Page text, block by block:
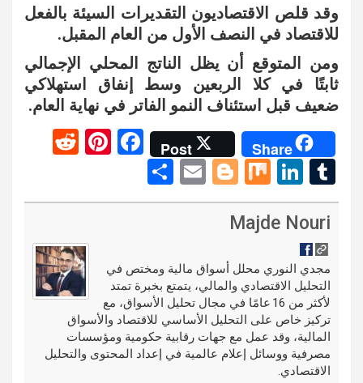
وقد قلص الاقتصاديون التقديرات السيئة بالفعل
للاقتصاد في النصف الأول من العام المقبل.
ومن المتوقع أن يظل الناتج المحلي الإجمالي
ثابتًا في كلا الربعين وسط إنفاق استهلاكي
ضعيف قبل استئناف النمو الفاتر في نهاية العام.
Share
Post
F
ce
o
k
Pi
er
t
d
t
T
u
m
bl
r
Li
n
ke
n
M
ix
Bl
o
er
E
m
h
Majde Nouri
مجدي النوري محلل أسواق مالية ومختص في
التحليل الاقتصادي والمالي، يتمتع بخبرة تمتد
لأكثر من 16 عامًا في مجال تحليل الأسواق، مع
تركيز خاص على التحليل الأساسي للاقتصاد والأسواق
المالية، وقد عمل مع جهات رقابية حكومية ومؤسسات
مصرفية ووسائل إعلام عالمية في إعداد المحتوى والتحليل
الاقتصادي.